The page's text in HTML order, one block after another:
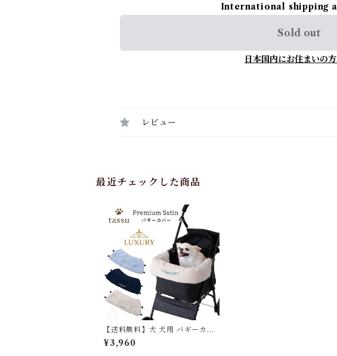
International shipping
Sold out
日本国内にお住まいの
レビュー
最近チェックした商品
【送料無料】犬 犬用 バギーカバ
ー ペットカート コーナークッシ
ョン あごのせクッション あご乗
¥3,960